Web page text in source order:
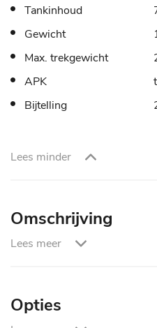
Tankinhoud
Gewicht
Max. trekgewicht
APK
Bijtelling
Lees minder
Omschrijving
Voor meer informatie of een
contact opnemen met: 035-
Lees meer
Opties